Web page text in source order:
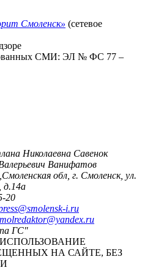
Смоленск» (сетевое
СМИ: ЭЛ № ФС 77 –
Николаевна Савенок
Ванифатов
обл, г. Смоленск, ул.
д.14а
20
i.ru
ГС"
НА САЙТЕ, БЕЗ